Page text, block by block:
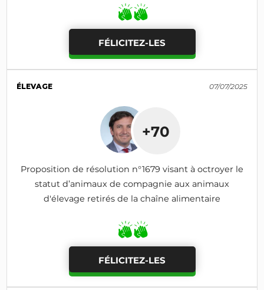
FÉLICITEZ-LES
ÉLEVAGE 07/07/2025
+70
Proposition de résolution n°1679 visant à octroyer le
statut d’animaux de compagnie aux animaux
d'élevage retirés de la chaîne alimentaire
FÉLICITEZ-LES